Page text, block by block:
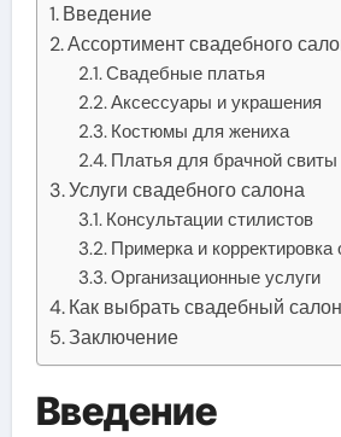
Введение
Ассортимент свадебного
Свадебные платья
Аксессуары и украшения
Костюмы для жениха
Платья для брачной свиты
Услуги свадебного салона
Консультации стилистов
Примерка и
Организационные услуги
Как выбрать свадебный салон
Заключение
Введение